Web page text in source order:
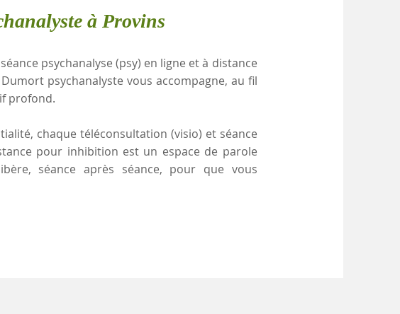
à Provins
psychanalyse (psy) en ligne et à distance
psychanalyste vous accompagne, au fil
profond.
chaque téléconsultation (visio) et séance
pour inhibition est un espace de parole
séance après séance, pour que vous